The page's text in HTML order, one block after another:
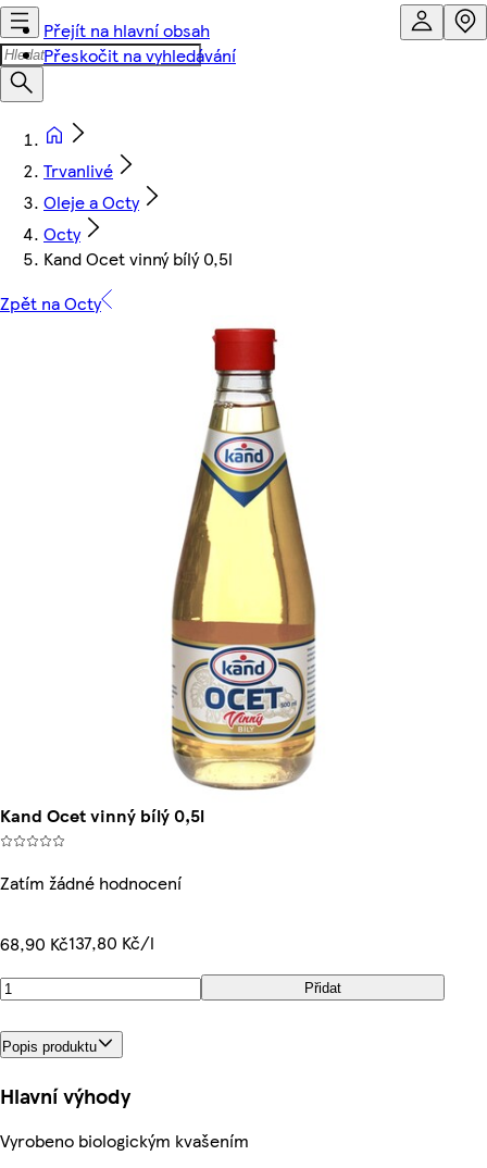
Přejít na hlavní obsah
Přeskočit na vyhledávání
Trvanlivé
Oleje a Octy
Octy
Kand Ocet vinný bílý 0,5l
Zpět na Octy
Kand Ocet vinný bílý 0,5l
Zatím žádné hodnocení
68,90 Kč137,80 Kč/l
Přidat
Popis produktu
Hlavní výhody
Vyrobeno biologickým kvašením